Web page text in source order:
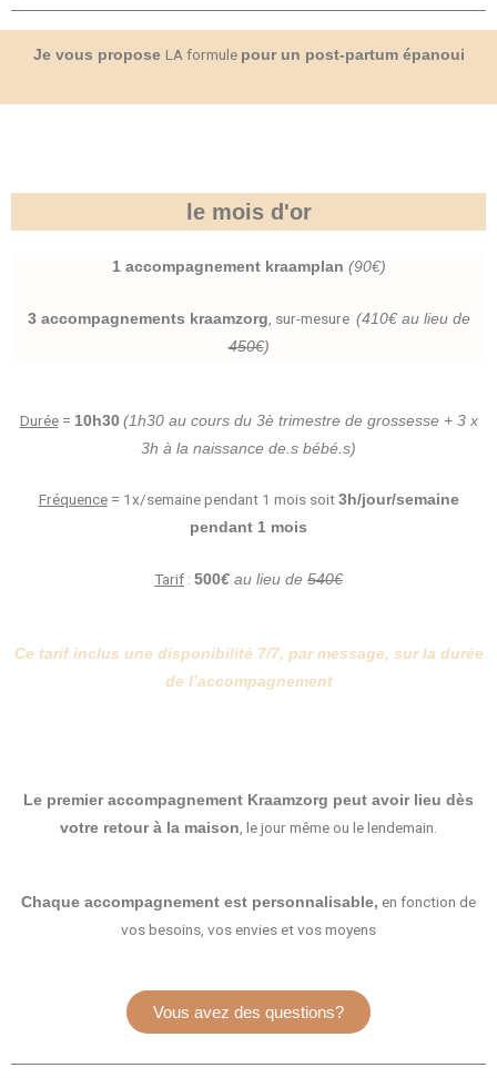
Je vous propose LA formule pour un post-partum épanoui
le mois d'or
1 accompagnement kraamplan (90€)
3 accompagnements kraamzorg , sur-mesure (410€ au lieu de
450€)
Durée= 10h30 (1h30 au cours du 3è trimestre de grossesse + 3 x
3h à la naissance de.s bébé.s)
Fréquence= 1x/semaine pendant 1 mois soit 3h/jour/semaine
pendant 1 mois
Tarif : 500€ au lieu de 540€
Ce tarif inclus une disponibilité 7/7, par message, sur la durée
de l’accompagnement
Le premier accompagnement Kraamzorg peut avoir lieu dès
votre retour à la maison , le jour même ou le lendemain.
Chaque accompagnement est personnalisable, en fonction de
vos besoins, vos envies et vos moyens
Vous avez des questions?